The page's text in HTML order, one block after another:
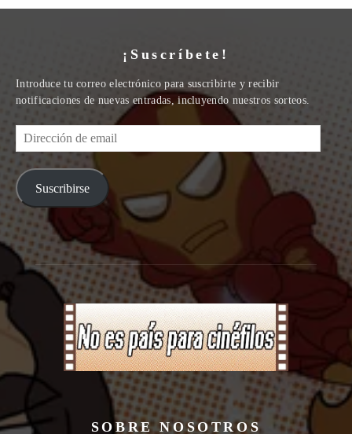
¡Suscríbete!
Introduce tu correo electrónico para suscribirte y recibir
notificaciones de nuevas entradas, incluyendo nuestros sorteos.
Dirección
de
email
Suscribirse
SOBRE NOSOTROS